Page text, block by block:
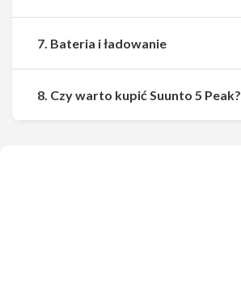
Udostępnij
7. Bateria i ładowanie
8. Czy warto kupić Suunto 5 Peak?